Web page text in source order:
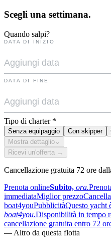
Scegli una settimana.
Quando salpi?
DATA DI INIZIO
DATA DI FINE
Tipo di charter *
Senza equipaggio Con skipper
Mostra dettaglio ⌄
Ricevi un'offerta →
Cancellazione gratuita 72 ore
Prenota onlineSubito, ora.
immediataMiglior prezzo
boat4youPubblicitàQuesto yacht
boat4you.Disponibilità in tempo
cancellazione gratuita entro 72
— Altro da questa flotta